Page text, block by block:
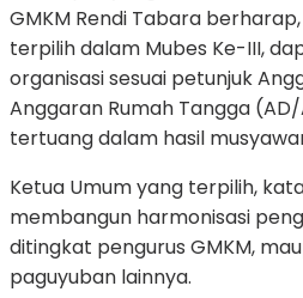
GMKM Rendi Tabara
terpilih dalam Mubes Ke-III,
organisasi sesuai petunjuk
Anggaran Rumah Tangga
tertuang dalam hasil
Ketua Umum yang terpilih,
membangun harmonisasi
ditingkat pengurus GMKM,
paguyuban lainnya.